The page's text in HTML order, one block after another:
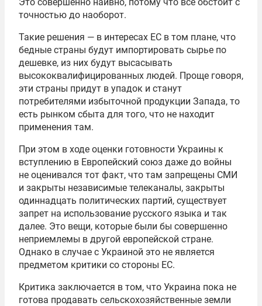
точностью до наоборот.
Такие решения — в интересах ЕС в том плане, что
бедные страны будут импортировать сырье по
дешевке, из них будут высасывать
высококвалифицированных людей. Проще говоря,
эти страны придут в упадок и станут
потребителями избыточной продукции Запада, то
есть рынком сбыта для того, что не находит
применения там.
При этом в ходе оценки готовности Украины к
вступлению в Европейский союз даже до войны
не оценивался тот факт, что там запрещены СМИ
и закрыты независимые телеканалы, закрыты
одиннадцать политических партий, существует
запрет на использование русского языка и так
далее. Это вещи, которые были бы совершенно
неприемлемы в другой европейской стране.
Однако в случае с Украиной это не является
предметом критики со стороны ЕС.
Критика заключается в том, что Украина пока не
готова продавать сельскохозяйственные земли